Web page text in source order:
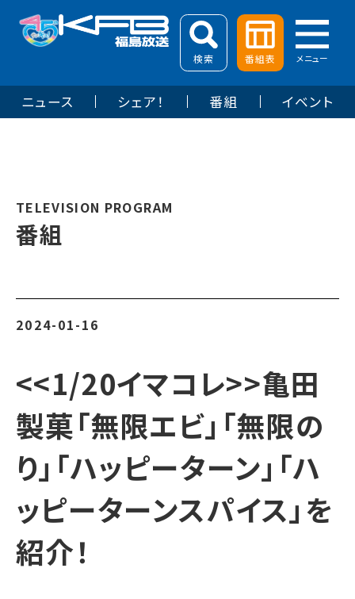
検索 番組表 メニュー
ニュース シェア！ 番組 イベント
TELEVISION PROGRAM
番組
2024-01-16
<<1/20イマコレ>>亀田
製菓「無限エビ」「無限の
り」「ハッピーターン」「ハ
ッピーターンスパイス」を
紹介！